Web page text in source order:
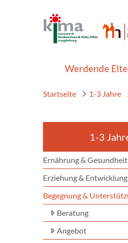
Werdende
Startseite 1-3 Jahre
1-3
Ernährung & Gesundheit
Erziehung & Entwicklung
Begegnung &
Beratung
Angebot